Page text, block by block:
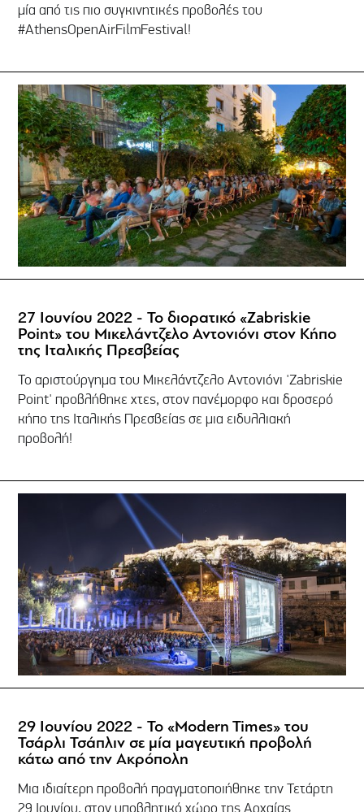
μία από τις πιο συγκινητικές προβολές του
#AthensOpenAirFilmFestival!
27 Ιουνίου 2022 - To διορατικό «Zabriskie
Point» του Μικελάντζελο Αντονιόνι στον Κήπο
της Ιταλικής Πρεσβείας
Το αριστούργημα του Μικελάντζελο Αντονιόνι 'Zabriskie
Point' προβλήθηκε χτες, στον πανέμορφο και δροσερό
κήπο της Ιταλικής Πρεσβείας σε μια ειδυλλιακή
προβολή!
29 Ιουνίου 2022 - Το «Modern Times» του
Τσάρλι Τσάπλιν σε μία μαγευτική προβολή
κάτω από την Ακρόπολη
Μια ιδιαίτερη προβολή πραγματοποιήθηκε την Τετάρτη
29 Ιουνίου, στον υποβλητικό χώρο της Αρχαίας